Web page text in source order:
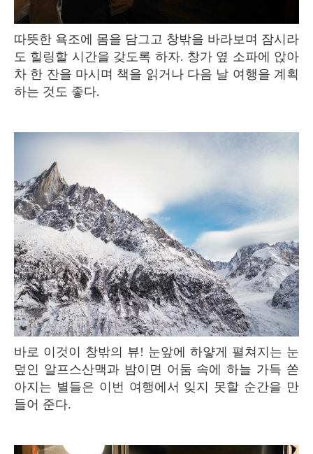
따뜻한 욕조에 몸을 담그고 창밖을 바라보며 잠시라
도 힐링할 시간을 갖도록 하자. 창가 옆 소파에 앉아
차 한 잔을 마시며 책을 읽거나 다음 날 여행을 계획
하는 것도 좋다.
바로 이것이 창밖의 뷰! 눈앞에 하얗게 펼쳐지는 눈
덮인 알프스산맥과 밤이면 어둠 속에 하늘 가득 쏟
아지는 별들은 이번 여행에서 잊지 못할 순간을 만
들어 준다.